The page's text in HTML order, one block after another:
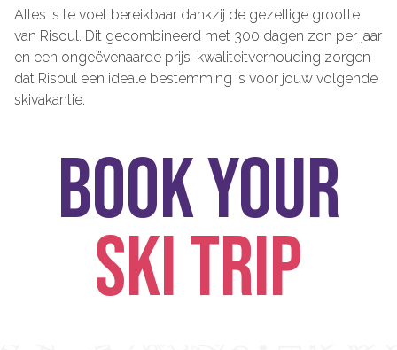
Alles is te voet bereikbaar dankzij de gezellige grootte
van Risoul. Dit gecombineerd met 300 dagen zon per jaar
en een ongeëvenaarde prijs-kwaliteitverhouding zorgen
dat Risoul een ideale bestemming is voor jouw volgende
skivakantie.
BOOK YOUR
SKI TRIP